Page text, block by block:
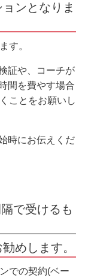
ンとなりま
す。
証や、コーチが
間を費やす場合
ことをお願いし
時にお伝えくだ
で受けるも
めします。
での契約(ベー